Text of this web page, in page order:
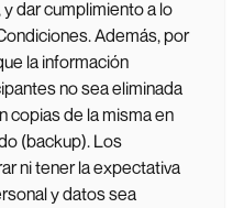
dar cumplimiento a lo
Además, por
la información
no sea eliminada
copias de la misma en
(backup). Los
ni tener la expectativa
y datos sea